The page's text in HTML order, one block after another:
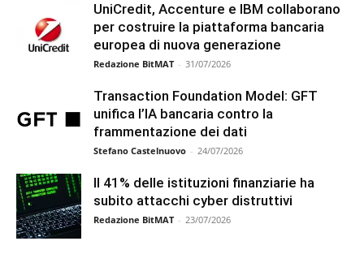
UniCredit, Accenture e IBM collaborano
per costruire la piattaforma bancaria
europea di nuova generazione
Redazione BitMAT - 31/07/2026
Transaction Foundation Model: GFT
unifica l’IA bancaria contro la
frammentazione dei dati
Stefano Castelnuovo - 24/07/2026
Il 41% delle istituzioni finanziarie ha
subito attacchi cyber distruttivi
Redazione BitMAT - 23/07/2026